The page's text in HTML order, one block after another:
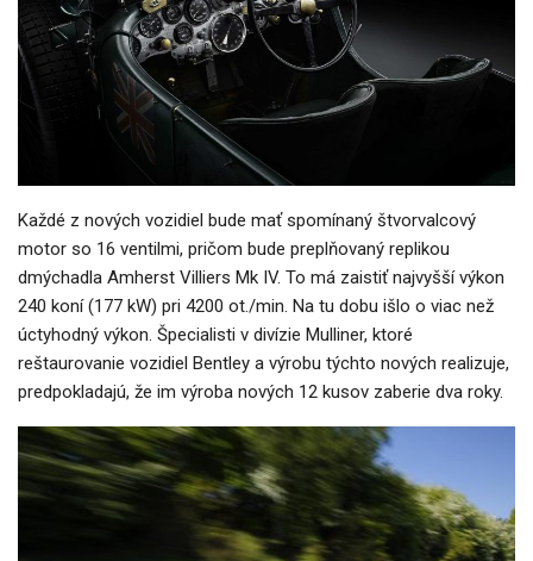
Každé z nových vozidiel bude mať spomínaný štvorvalcový
motor so 16 ventilmi, pričom bude preplňovaný replikou
dmýchadla Amherst Villiers Mk IV. To má zaistiť najvyšší výkon
240 koní (177 kW) pri 4200 ot./min. Na tu dobu išlo o viac než
úctyhodný výkon. Špecialisti v divízie Mulliner, ktoré
reštaurovanie vozidiel Bentley a výrobu týchto nových realizuje,
predpokladajú, že im výroba nových 12 kusov zaberie dva roky.